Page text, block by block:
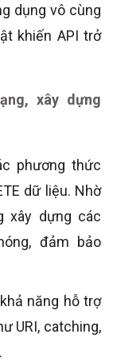
dụng vô cùng
khiến API trở
xây dựng
phương thức
dữ liệu. Nhờ
xây dựng các
đảm bảo
năng hỗ trợ
URI, catching,